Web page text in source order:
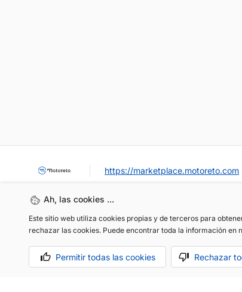
Ah, las cookies ...
Este sitio web utiliza cookies propias y de terceros para
rechazar las cookies. Puede encontrar toda la información en
Permitir todas las cookies Rechazar
https://marketplace.motoreto.com